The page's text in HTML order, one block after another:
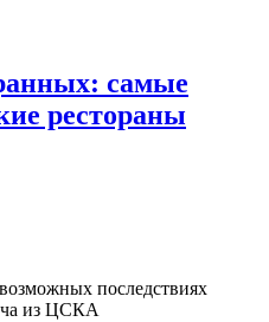
самые
рестораны
последствиях
из ЦСКА